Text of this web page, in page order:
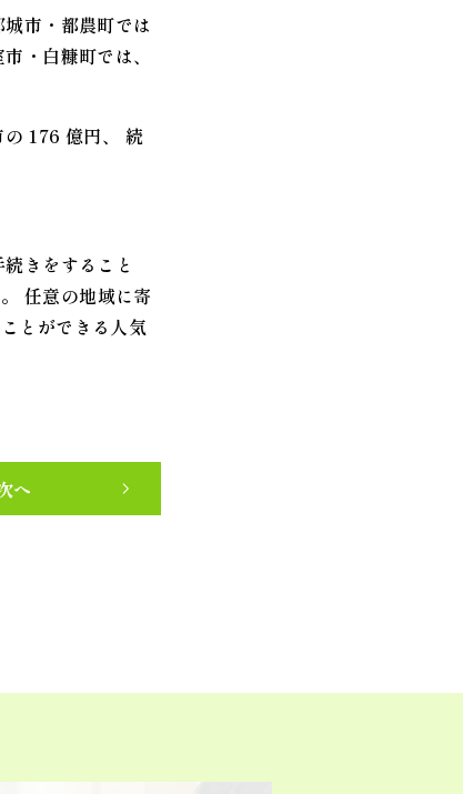
市・都農町では
・白糠町では、
176 億円、 続
きをすること
任意の地域に寄
とができる人気
へ